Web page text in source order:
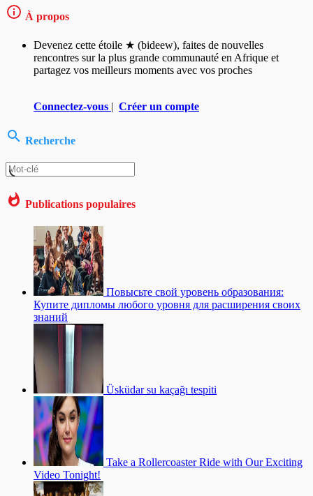
À propos
Devenez cette étoile ★ (bideew), faites de nouvelles
rencontres sur la plus grande communauté en Afrique et
partagez vos meilleurs moments avec vos proches
Connectez-vous | Créer un compte
Recherche
Publications populaires
Повысьте свой уровень образования:
Купите дипломы любого уровня для расширения своих
знаний
Üsküdar su kaçağı tespiti
Take a Rollercoaster Ride with Our Exciting
Video Tonight!